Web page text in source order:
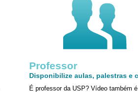
Professor
Disponibilize aulas, palestras e
É professor da USP? Vídeo também é